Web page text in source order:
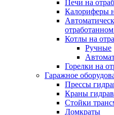
Печи на
Калориферы
Котлы на
Ручные
Горелки на
Гаражное
Прессы
Краны
Стойки
Домкраты